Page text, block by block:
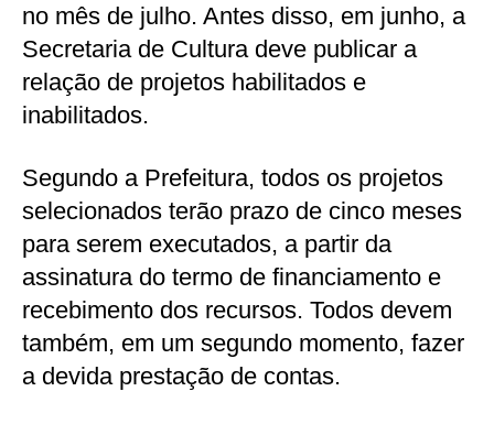
no mês de julho. Antes disso, em junho, a
Secretaria de Cultura deve publicar a
relação de projetos habilitados e
inabilitados.
Segundo a Prefeitura, todos os projetos
selecionados terão prazo de cinco meses
para serem executados, a partir da
assinatura do termo de financiamento e
recebimento dos recursos. Todos devem
também, em um segundo momento, fazer
a devida prestação de contas.